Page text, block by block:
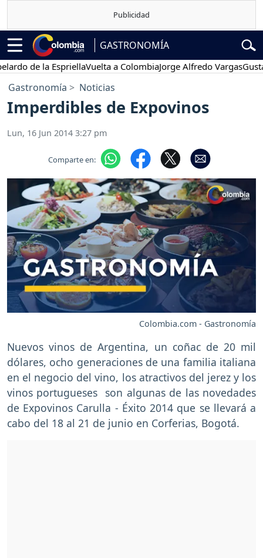
GASTRONOMÍA
de la EspriellaVuelta a ColombiaJorge Alfredo VargasGustavo
Gastronomía Noticias
Imperdibles de Expovinos
Lun, 16 Jun 2014 3:27 pm
Comparte en:
Colombia.com - Gastronomía
Nuevos vinos de Argentina, un coñac de 20 mil
dólares, ocho generaciones de una familia italiana
en el negocio del vino, los atractivos del jerez y los
vinos portugueses son algunas de las novedades
de Expovinos Carulla - Éxito 2014 que se llevará a
cabo del 18 al 21 de junio en Corferias, Bogotá.